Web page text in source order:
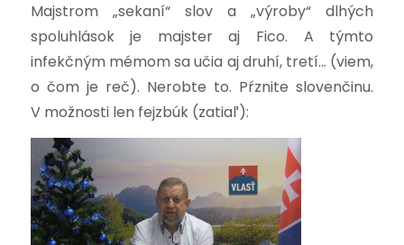
Majstrom „sekaní“ slov a „výroby“ dlhých
spoluhlások je majster aj Fico. A týmto
infekčným mémom sa učia aj druhí, tretí… (viem,
o čom je reč). Nerobte to. Pŕznite slovenčinu.
V možnosti len fejzbúk (zatiaľ):